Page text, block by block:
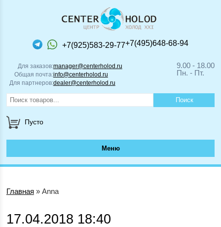
+7(925)583-29-77+7(495)648-68-94
Для заказов:manager@centerholod.ru
Общая почта:info@centerholod.ru
Для партнеров:dealer@centerholod.ru
9.00 - 18.00
Пн. - Пт.
Пусто
Меню
Главная » Anna
17.04.2018 18:40